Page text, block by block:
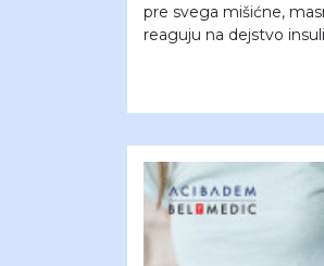
pre svega mišićne,
reaguju na dejstvo